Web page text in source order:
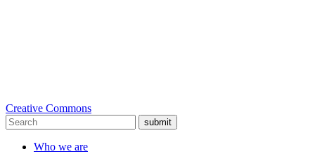
Creative Commons
submit
Who we are